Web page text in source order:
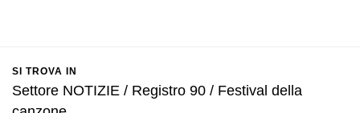
SI TROVA IN
Settore NOTIZIE / Registro 90 / Festival della